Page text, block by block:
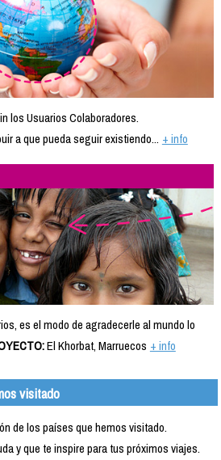
los Usuarios Colaboradores.
a que pueda seguir existiendo... + info
es el modo de agradecerle al mundo lo
El Khorbat, Marruecos + info
visitado
de los países que hemos visitado.
y que te inspire para tus próximos viajes.